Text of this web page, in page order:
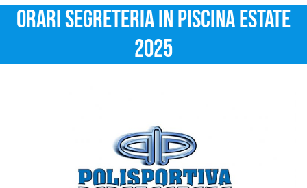
ORARI SEGRETERIA IN PISCINA ESTATE
2025